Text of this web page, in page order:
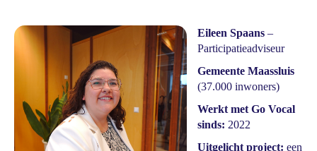
Eileen Spaans –
Participatieadviseur
Gemeente Maassluis
(37.000 inwoners)
Werkt met Go Vocal
sinds: 2022
Uitgelicht project: een